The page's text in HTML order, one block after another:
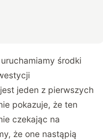
środki
jeden z pierwszych
pokazuje, że ten
czekając na
że one nastąpią